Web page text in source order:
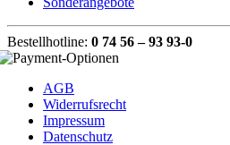
Bestellhotline: 0 74 56 – 93 93-0
AGB
Widerrufsrecht
Impressum
Datenschutz